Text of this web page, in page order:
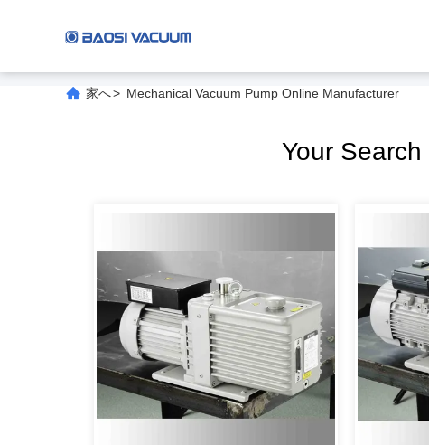
家へ> Mechanical Vacuum Pump Online Manufacturer
Your Search